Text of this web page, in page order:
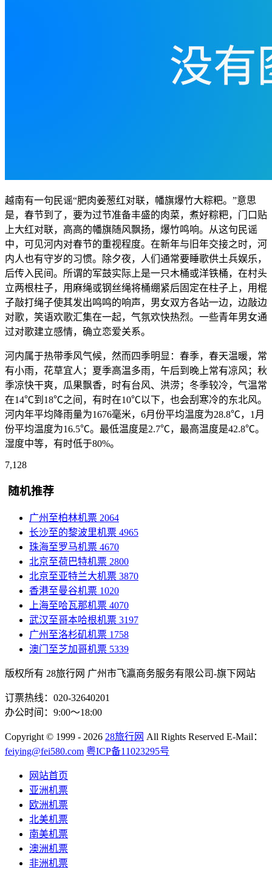
越南有一句民谣“肥肉姜葱红对联，幡旗爆竹大粽粑。”意思
是，春节到了，要为过节准备丰盛的肉菜，煮好粽粑，门口贴
上大红对联，高高的幡旗随风飘扬，爆竹鸣响。从这句民谣
中，可见河内对春节的重视程度。在新年与旧年交接之时，河
内人也有守岁的习惯。除夕夜，人们通常要睡歌供土兵娱乐，
后传入民间。所谓的军鼓实际上是一只木桶或洋铁桶，在村头
立两根柱子，用麻绳或钢丝绳将桶绷紧后固定在柱子上，用棍
子敲打绳子使其发出鸣鸣的响声，男女双方各站一边，边敲边
对歌，笑语欢歌汇集在一起，气氛欢快热烈。一些青年男女通
过对歌建立感情，确立恋爱关系。
河内属于热带季风气候，然而四季明显：春季，春天温暖，常
有小雨，花草宜人；夏季高温多雨，午后到晚上常有凉风；秋
季凉快干爽，瓜果飘香，时有台风、洪涝；冬季较冷，气温常
在14℃到18℃之间，有时在10℃以下，也会刮寒冷的东北风。
河内年平均降雨量为1676毫米，6月份平均温度为28.8℃，1月
份平均温度为16.5℃。最低温度是2.7℃，最高温度是42.8℃。
湿度中等，有时低于80%。
7,128
随机推荐
广州至柏林机票 2064
长沙至的黎波里机票 4965
珠海至罗马机票 4670
北京至荷巴特机票 2800
北京至亚特兰大机票 3870
香港至曼谷机票 1020
上海至哈瓦那机票 4070
武汉至哥本哈根机票 3197
广州至洛杉矶机票 1758
澳门至芝加哥机票 5339
版权所有 28旅行网 广州市飞瀛商务服务有限公司-旗下网站
订票热线：020-32640201
办公时间：9:00～18:00
Copyright © 1999 - 2026 28旅行网 All Rights Reserved E-Mail：
feiying@fei580.com 粤ICP备11023295号
网站首页
亚洲机票
欧洲机票
北美机票
南美机票
澳洲机票
非洲机票